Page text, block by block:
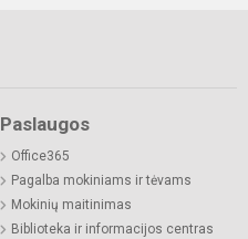
Paslaugos
Office365
Pagalba mokiniams ir tėvams
Mokinių maitinimas
Biblioteka ir informacijos centras